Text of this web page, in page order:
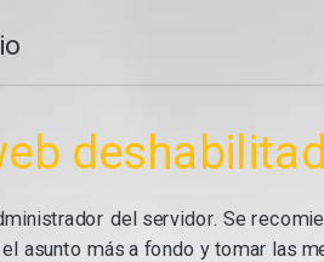
del servidor. Se
asunto más a fondo y tomar las